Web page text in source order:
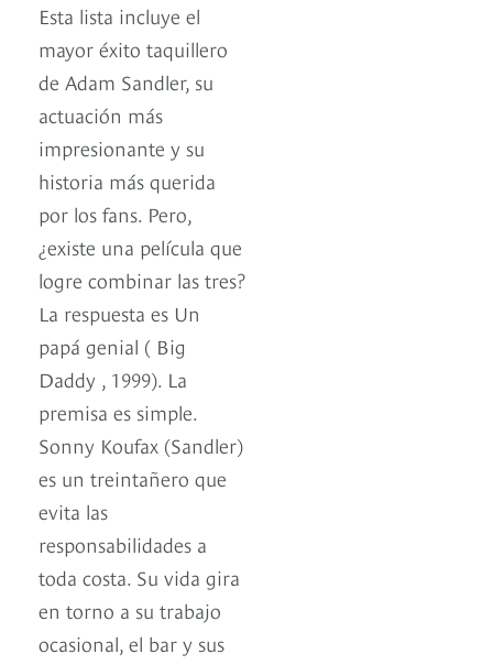
Esta lista incluye el
mayor éxito taquillero
de Adam Sandler, su
actuación más
impresionante y su
historia más querida
por los fans. Pero,
¿existe una película que
logre combinar las tres?
La respuesta es Un
papá genial ( Big
Daddy , 1999). La
premisa es simple.
Sonny Koufax (Sandler)
es un treintañero que
evita las
responsabilidades a
toda costa. Su vida gira
en torno a su trabajo
ocasional, el bar y sus